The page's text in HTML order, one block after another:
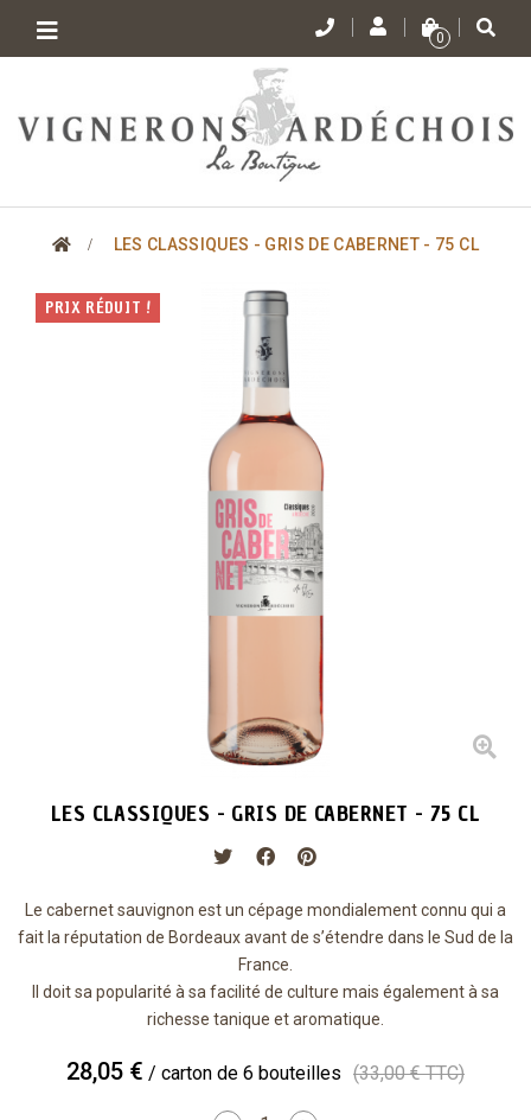
0
Toggle
> LES CLASSIQUES - GRIS DE CABERNET - 75 CL
PRIX RÉDUIT !
LES CLASSIQUES - GRIS DE CABERNET - 75 CL
Le cabernet sauvignon est un cépage mondialement connu qui a
fait la réputation de Bordeaux avant de s’étendre dans le Sud de la
France.
Il doit sa popularité à sa facilité de culture mais également à sa
richesse tanique et aromatique.
28,05 € / carton de 6 bouteilles (33,00 €TTC)